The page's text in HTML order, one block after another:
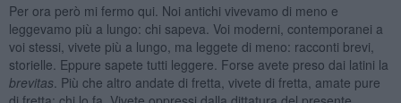
Per ora però mi fermo qui. Noi antichi vivevamo di meno e
leggevamo più a lungo: chi sapeva. Voi moderni, contemporanei a
voi stessi, vivete più a lungo, ma leggete di meno: racconti brevi,
storielle. Eppure sapete tutti leggere. Forse avete preso dai latini la
brevitas. Più che altro andate di fretta, vivete di fretta, amate pure